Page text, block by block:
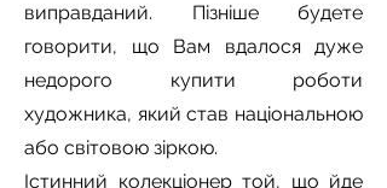
виправданий. Пізніше будете
говорити, що Вам вдалося дуже
недорого купити роботи
художника, який став національною
або світовою зіркою.
Істинний колекціонер той, що йде